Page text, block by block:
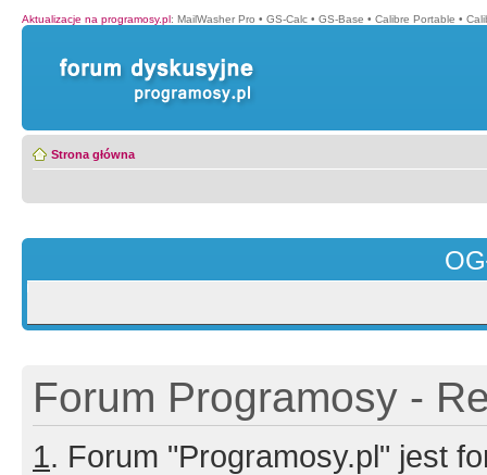
Aktualizacje na programosy.pl: MailWasher Pro • GS-Calc • GS-Base • Calibre Portable •
Strona główna
Forum Programosy -
1. Forum "Programosy.pl" jest